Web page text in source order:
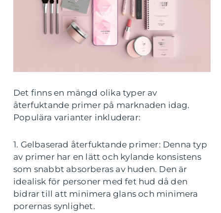
Det finns en mängd olika typer av
återfuktande primer på marknaden idag.
Populära varianter inkluderar:
1. Gelbaserad återfuktande primer: Denna typ
av primer har en lätt och kylande konsistens
som snabbt absorberas av huden. Den är
idealisk för personer med fet hud då den
bidrar till att minimera glans och minimera
porernas synlighet.